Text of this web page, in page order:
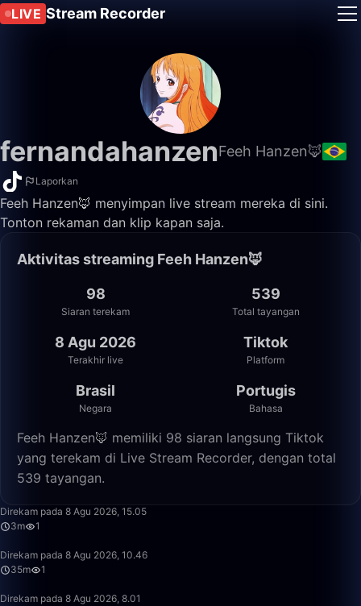
LIVE Stream Recorder
fernandahanzenFeeh Hanzen🦊
Laporkan
Feeh Hanzen🦊 menyimpan live stream mereka di sini.
Tonton rekaman dan klip kapan saja.
Aktivitas streaming Feeh Hanzen🦊
98
Siaran terekam
539
Total tayangan
8 Agu 2026
Terakhir live
Tiktok
Platform
Brasil
Negara
Portugis
Bahasa
Feeh Hanzen🦊 memiliki 98 siaran langsung Tiktok
yang terekam di Live Stream Recorder, dengan total
539 tayangan.
Direkam pada 8 Agu 2026, 15.05
3m
1
Direkam pada 8 Agu 2026, 10.46
35m
1
Direkam pada 8 Agu 2026, 8.01